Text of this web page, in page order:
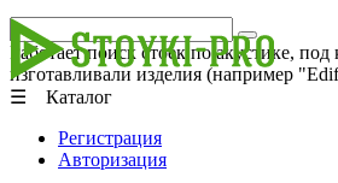
Работает поиск стоек по акустике,
изготавливали изделия (например
☰ Каталог
Регистрация
Авторизация